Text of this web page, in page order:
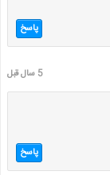
پاسخ
5 سال قبل
پاسخ